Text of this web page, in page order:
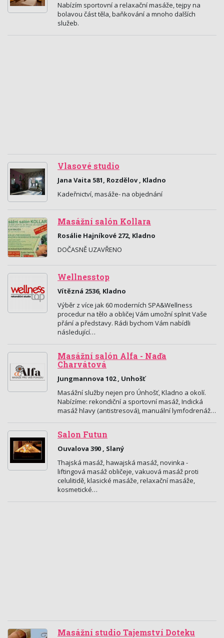
Nabízím sportovní a relaxační masáže, tejpy na
bolavou část těla, baňkování a mnoho dalších
služeb.
Vlasové studio
Jana Vaita 581, Rozdělov , Kladno
Kadeřnictví, masáže- na objednání
Masážní salón Kollara
Rosálie Hajníkové 272, Kladno
DOČASNĚ UZAVŘENO
Wellnesstop
Vítězná 2536, Kladno
Výběr z více jak 60 moderních SPA&Wellness
procedur na tělo a obličej Vám umožní splnit Vaše
přání a představy. Rádi bychom Vám nabídli
následující…
Masážní salón Alfa - Naďa
Charvátová
Jungmannova 102 , Unhošť
Masážní služby nejen pro Únhošť, Kladno a okolí.
Nabízíme: rekondiční a sportovní masáž, Indická
masáž hlavy (antistresová), manuální lymfodrenáž…
Salon Futun
Ouvalova 390 , Slaný
Thajská masáž, hawajská masáž, novinka -
liftingová masáž obličeje, vakuová masáž proti
celulitidě, klasické masáže, relaxační masáže,
kosmetické…
Masážní studio Tajemství Doteku